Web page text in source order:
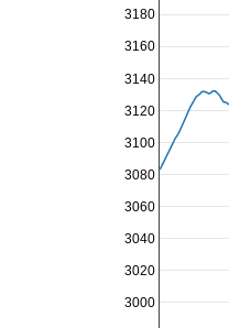
3000
3020
3040
3060
3080
3100
3120
3140
3160
3180